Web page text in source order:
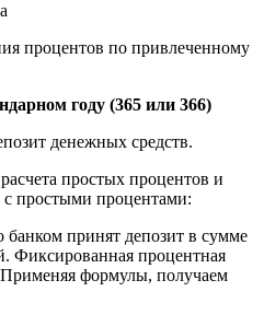
процентов по привлеченному
году (365 или 366)
денежных средств.
простых процентов и
с простыми процентами:
принят депозит в сумме
Фиксированная процентная
формулы, получаем